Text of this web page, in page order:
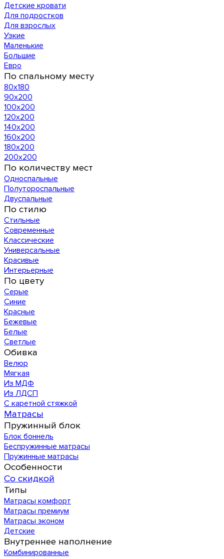
Детские кровати
Для подростков
Для взрослых
Узкие
Маленькие
Большие
Евро
По спальному месту
80х180
90х200
100х200
120x200
140х200
160х200
180х200
200х200
По количеству мест
Односпальные
Полутороспальные
Двуспальные
По стилю
Стильные
Современные
Классические
Универсальные
Красивые
Интерьерные
По цвету
Серые
Синие
Красные
Бежевые
Белые
Светлые
Обивка
Велюр
Мягкая
Из МДФ
Из ЛДСП
С каретной стяжкой
Матрасы
Пружинный блок
Блок боннель
Беспружинные матрасы
Пружинные матрасы
Особенности
Со скидкой
Типы
Матрасы комфорт
Матрасы премиум
Матрасы эконом
Детские
Внутреннее наполнение
Комбинированные